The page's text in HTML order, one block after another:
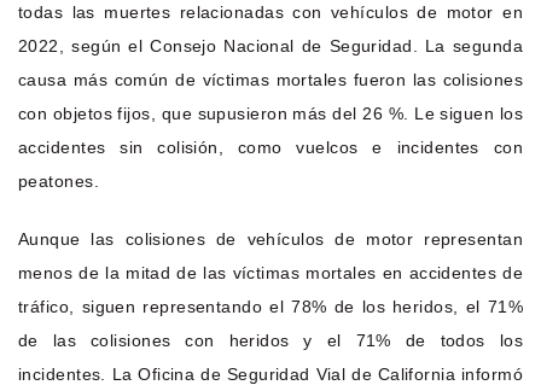
todas las muertes relacionadas con vehículos de motor en
2022, según el Consejo Nacional de Seguridad. La segunda
causa más común de víctimas mortales fueron las colisiones
con objetos fijos, que supusieron más del 26 %. Le siguen los
accidentes sin colisión, como vuelcos e incidentes con
peatones.
Aunque las colisiones de vehículos de motor representan
menos de la mitad de las víctimas mortales en accidentes de
tráfico, siguen representando el 78% de los heridos, el 71%
de las colisiones con heridos y el 71% de todos los
incidentes. La Oficina de Seguridad Vial de California informó